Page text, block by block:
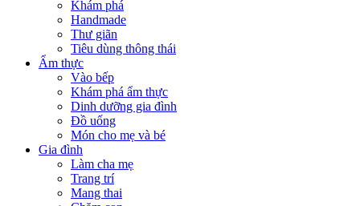
Khám phá
Handmade
Thư giãn
Tiêu dùng thông thái
Ẩm thực
Vào bếp
Khám phá ẩm thực
Dinh dưỡng gia đình
Đồ uống
Món cho mẹ và bé
Gia đình
Làm cha mẹ
Trang trí
Mang thai